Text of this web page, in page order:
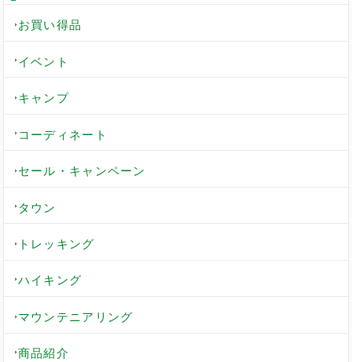
お買い得品
イベント
キャンプ
コーディネート
セール・キャンペーン
タウン
トレッキング
ハイキング
マウンテニアリング
商品紹介